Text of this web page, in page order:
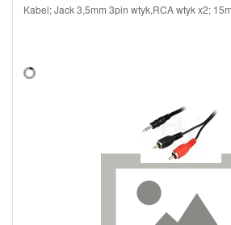
Kabel; Jack 3,5mm 3pin wtyk,RCA wtyk x2;